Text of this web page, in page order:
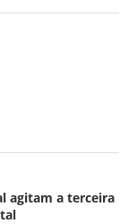
agitam a terceira